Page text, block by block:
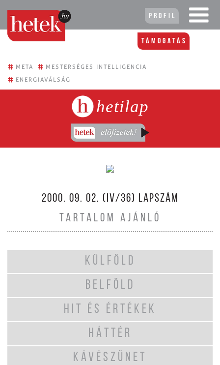
Profil
Támogatás
# META # MESTERSÉGES INTELLIGENCIA
# ENERGIAVÁLSÁG
hetilap
2000. 09. 02. (IV/36) LAPSZÁM
TARTALOM AJÁNLÓ
KÜLFÖLD
BELFÖLD
HIT ÉS ÉRTÉKEK
HÁTTÉR
KÁVÉSZÜNET